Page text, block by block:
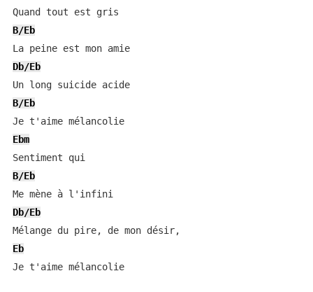
B/Eb
La peine est mon amie
Db/Eb
Un long suicide acide
B/Eb
Je t'aime mélancolie
Ebm
B/Eb
Db/Eb
Eb
Je t'aime mélancolie